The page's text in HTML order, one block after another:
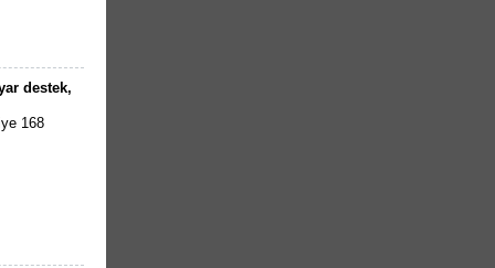
destek,
168